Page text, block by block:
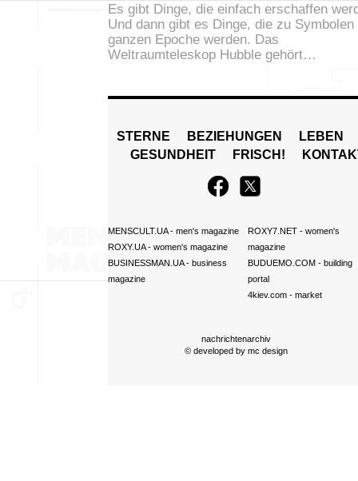
Es gibt Dinge, die einfach erschaffen
Und dann gibt es Dinge, die zu Symbolen
ganzen Epoche werden. Das
Weltraumteleskop Hubble gehört…
STERNE BEZIEHUNGEN
LEBEN
GESUNDHEIT
FRISCH!
MENSCULT.UA- men's magazine
ROXY.UA- women's magazine
BUSINESSMAN.UA- business
magazine
ROXY7.NET- women's
magazine
BUDUEMO.COM- building
portal
4kiev.com- market
nachrichtenarchiv
© developed by mc design